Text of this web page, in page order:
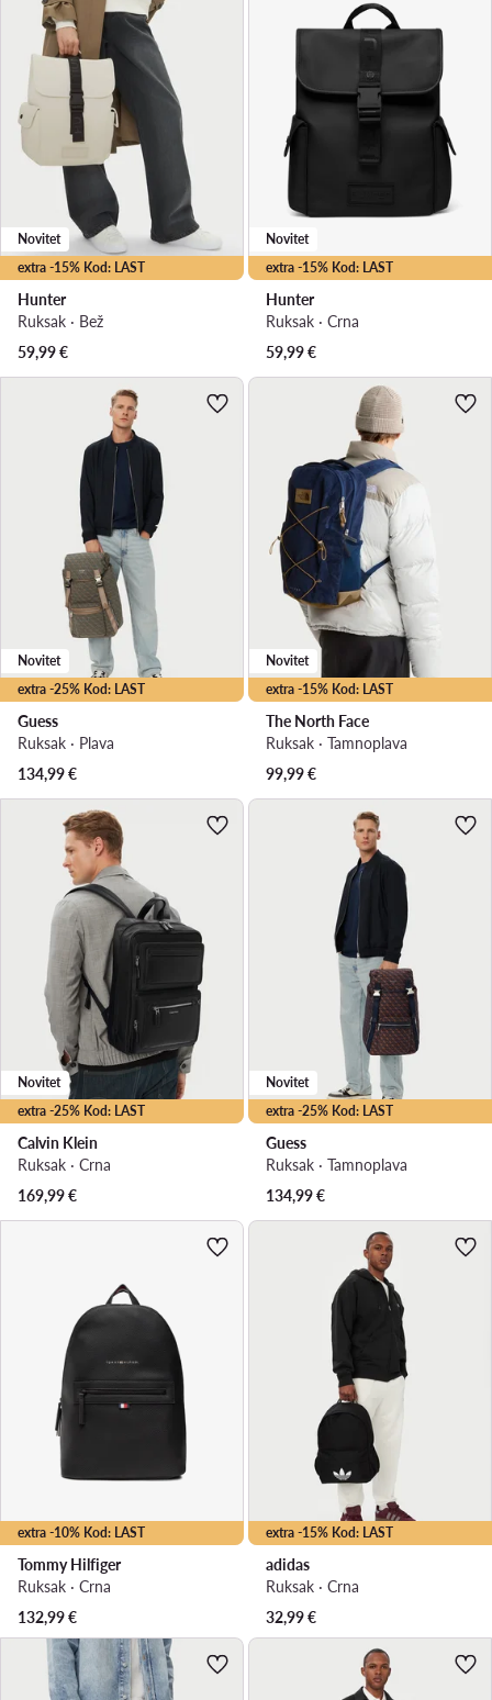
extra -15% Kod: LAST
Novitet
Hunter
Ruksak · Bež
59,99€
extra -15% Kod: LAST
Novitet
Hunter
Ruksak · Crna
59,99€
extra -25% Kod: LAST
Novitet
Guess
Ruksak · Plava
134,99€
extra -15% Kod: LAST
Novitet
The North Face
Ruksak · Tamnoplava
99,99€
extra -25% Kod: LAST
Novitet
Calvin Klein
Ruksak · Crna
169,99€
extra -25% Kod: LAST
Novitet
Guess
Ruksak · Tamnoplava
134,99€
extra -10% Kod: LAST
Tommy Hilfiger
Ruksak · Crna
132,99€
extra -15% Kod: LAST
adidas
Ruksak · Crna
32,99€